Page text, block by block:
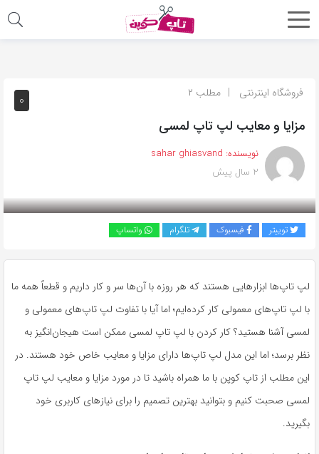
اشتراک
با
از
روش‌های
زیر
می‌توانید
این
صفحه
با
دوستان
خود
بگذارید.
لینک
۰ فروشگاه اینترنتی مطلب ۲
مزایا و معایب لپ تاپ لمسی
نویسنده: sahar ghiasvand
۲ سال پیش
توییتر فیسبوک تلگرام واتساپ
لپ ‌تاپ‌ها ابزارهایی هستند که هر روزه با آن‌ها سر و کار داریم و قطعاً همه ما
با لپ تاپ‌های معمولی کار کرده‌ایم؛ اما آیا با تفاوت لپ ‌تاپ‌های معمولی و
لمسی آشنا هستید؟ کار کردن با لپ تاپ لمسی ممکن است هیجان‌انگیز به
نظر برسد؛ اما این مدل لپ تاپ‌ها دارای مزایا و معایب خاص خود هستند. در
این مطلب از تاپ کوپن با ما همراه باشید تا در مورد مزایا و معایب لپ تاپ
لمسی صحبت کنیم و بتوانید بهترین تصمیم را برای نیازهای کاربری خود
بگیرید.